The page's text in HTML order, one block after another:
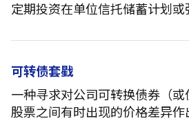
定期投资在单位信托储蓄计划或
可转债套戥
一种寻求对公司可转换债券（
股票之间有时出现的价格差异作